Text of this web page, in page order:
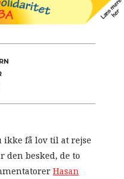
få lov til at rejse
den besked, de to
Hasan